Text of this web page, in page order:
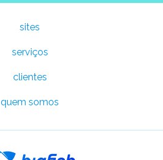
sites
serviços
clientes
quem somos